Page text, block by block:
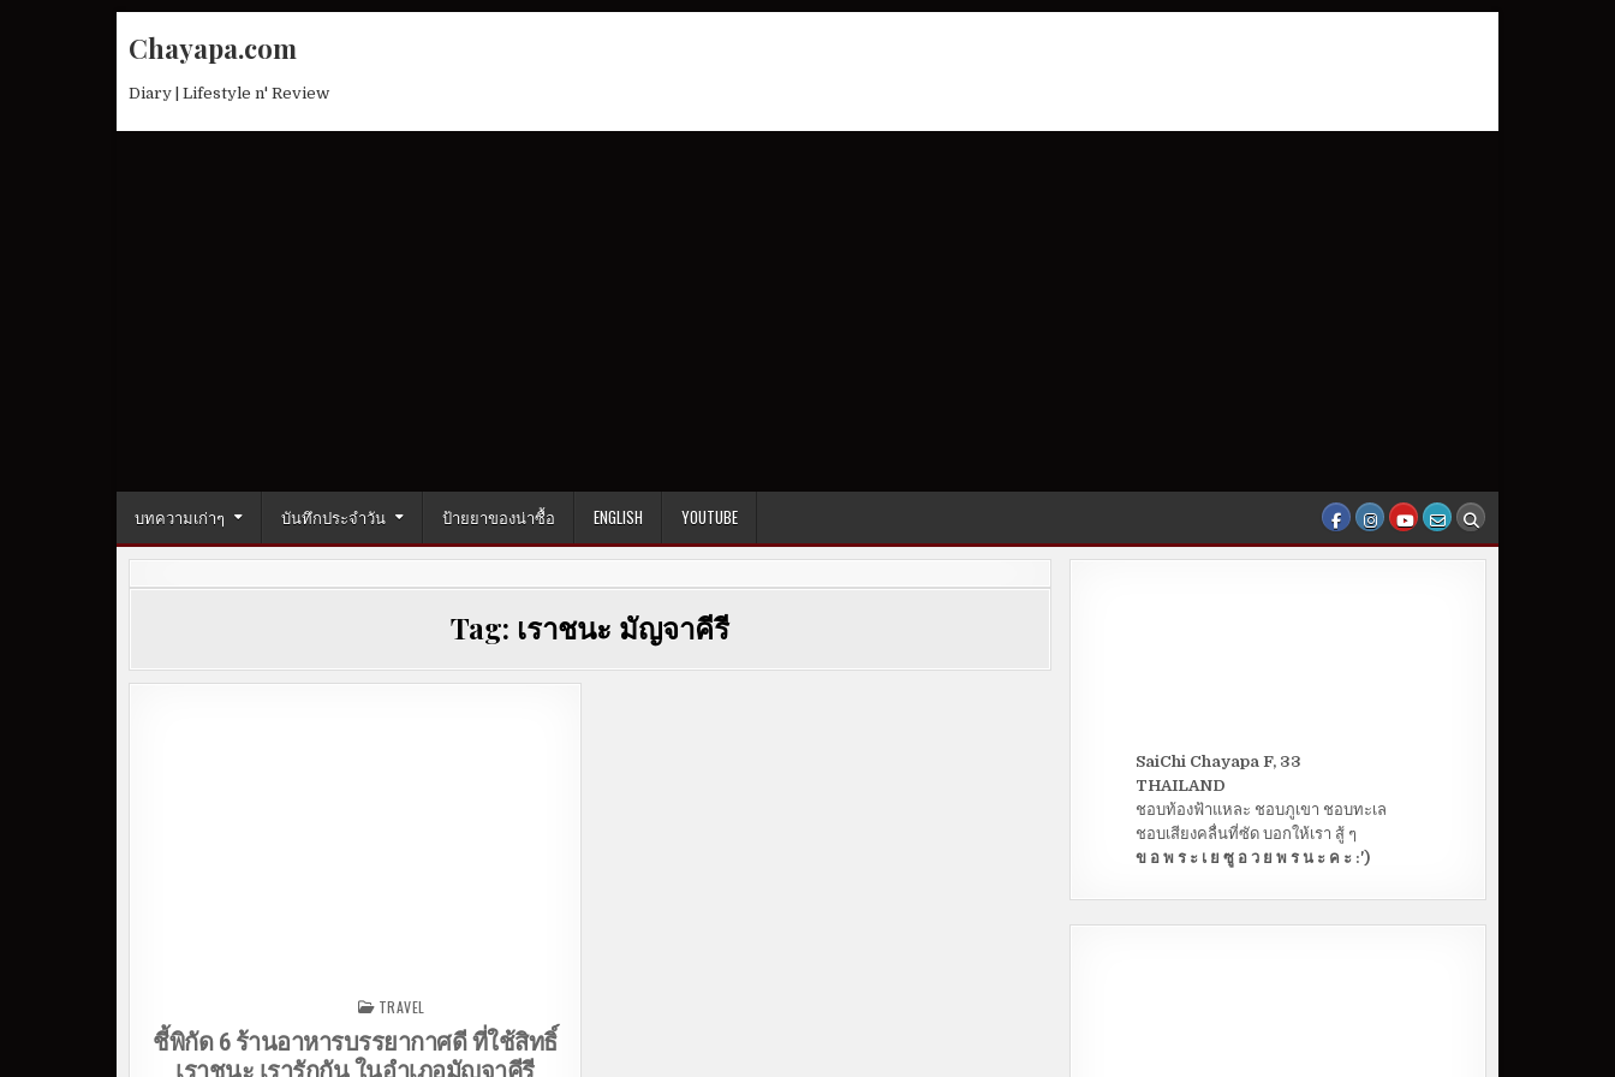
Chayapa.com
Diary | Lifestyle n' Review
บทความเก่าๆ บันทึกประจำวัน ป้ายยาของน่าซื้อ ENGLISH YOUTUBE
Tag: เราชนะ มัญจาคีรี
TRAVEL
ชี้พิกัด 6 ร้านอาหารบรรยากาศดี ที่ใช้สิทธิ์
เราชนะ เรารักกัน ในอำเภอมัญจาคีรี
SaiChi Chayapa F, 33
THAILAND
ชอบท้องฟ้าแหละ ชอบภูเขา ชอบทะเล
ชอบเสียงคลื่นที่ซัด บอกให้เรา สู้ ๆ
ข อ พ ร ะ เ ย ซู อ ว ย พ ร น ะ ค ะ :')